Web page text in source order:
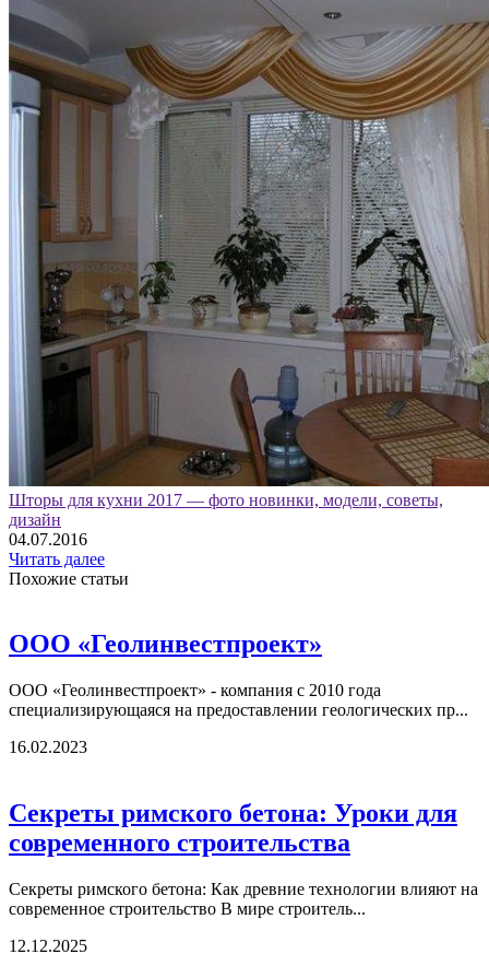
Шторы для кухни 2017 — фото новинки, модели, советы,
дизайн
04.07.2016
Читать далее
Похожие статьи
ООО «Геолинвестпроект»
ООО «Геолинвестпроект» - компания с 2010 года
специализирующаяся на предоставлении геологических пр...
16.02.2023
Секреты римского бетона: Уроки для
современного строительства
Секреты римского бетона: Как древние технологии влияют на
современное строительство В мире строитель...
12.12.2025